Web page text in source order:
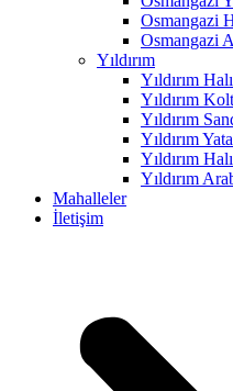
panel
panel
Osmangazi
Osmangazi
Yıldırım
Yıldırım
Yıldırım
Yıldırım
Yıldırım
Yıldırım
Yıldırım
Mahalleler
İletişim